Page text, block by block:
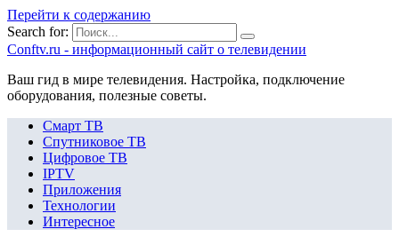
Перейти к содержанию
Search for:
Сonftv.ru - информационный сайт о телевидении
Ваш гид в мире телевидения. Настройка, подключение
оборудования, полезные советы.
Смарт ТВ
Спутниковое ТВ
Цифровое ТВ
IPTV
Приложения
Технологии
Интересное